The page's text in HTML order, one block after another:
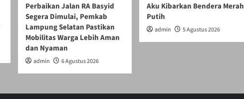
Perbaikan Jalan RA Basyid
Segera Dimulai, Pemkab
Lampung Selatan Pastikan
Mobilitas Warga Lebih Aman
dan Nyaman
admin 6 Agustus 2026
Aku Kibarkan Bendera Merah
Putih
admin 5 Agustus 2026